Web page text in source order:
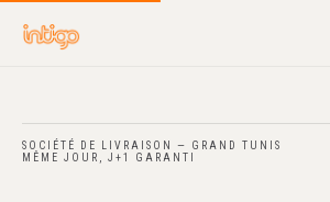
SOCIÉTÉ DE LIVRAISON — GRAND TUNIS
MÊME JOUR, J+1 GARANTI